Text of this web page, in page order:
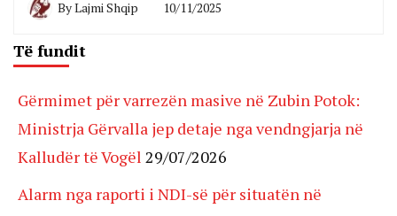
ByLajmi Shqip 10/11/2025
Të fundit
Gërmimet për varrezën masive në Zubin Potok:
Ministrja Gërvalla jep detaje nga vendngjarja në
Kalludër të Vogël 29/07/2026
Alarm nga raporti i NDI-së për situatën në